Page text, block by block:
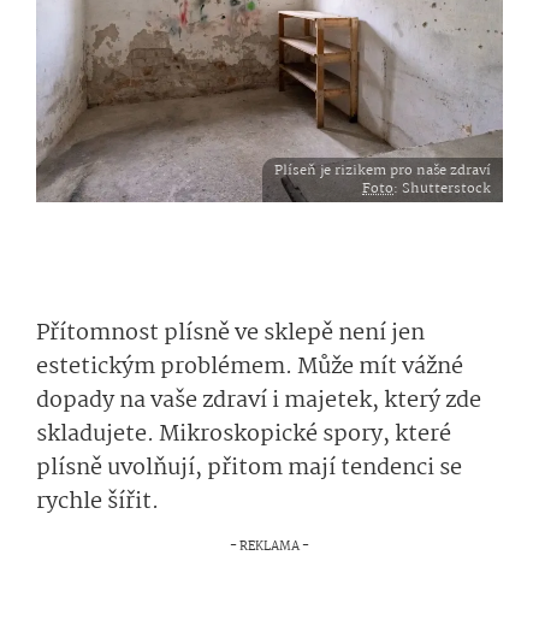
Plíseň je rizikem pro naše zdraví
Foto: Shutterstock
Přítomnost plísně ve sklepě není jen
estetickým problémem. Může mít vážné
dopady na vaše zdraví i majetek, který zde
skladujete. Mikroskopické spory, které
plísně uvolňují, přitom mají tendenci se
rychle šířit.